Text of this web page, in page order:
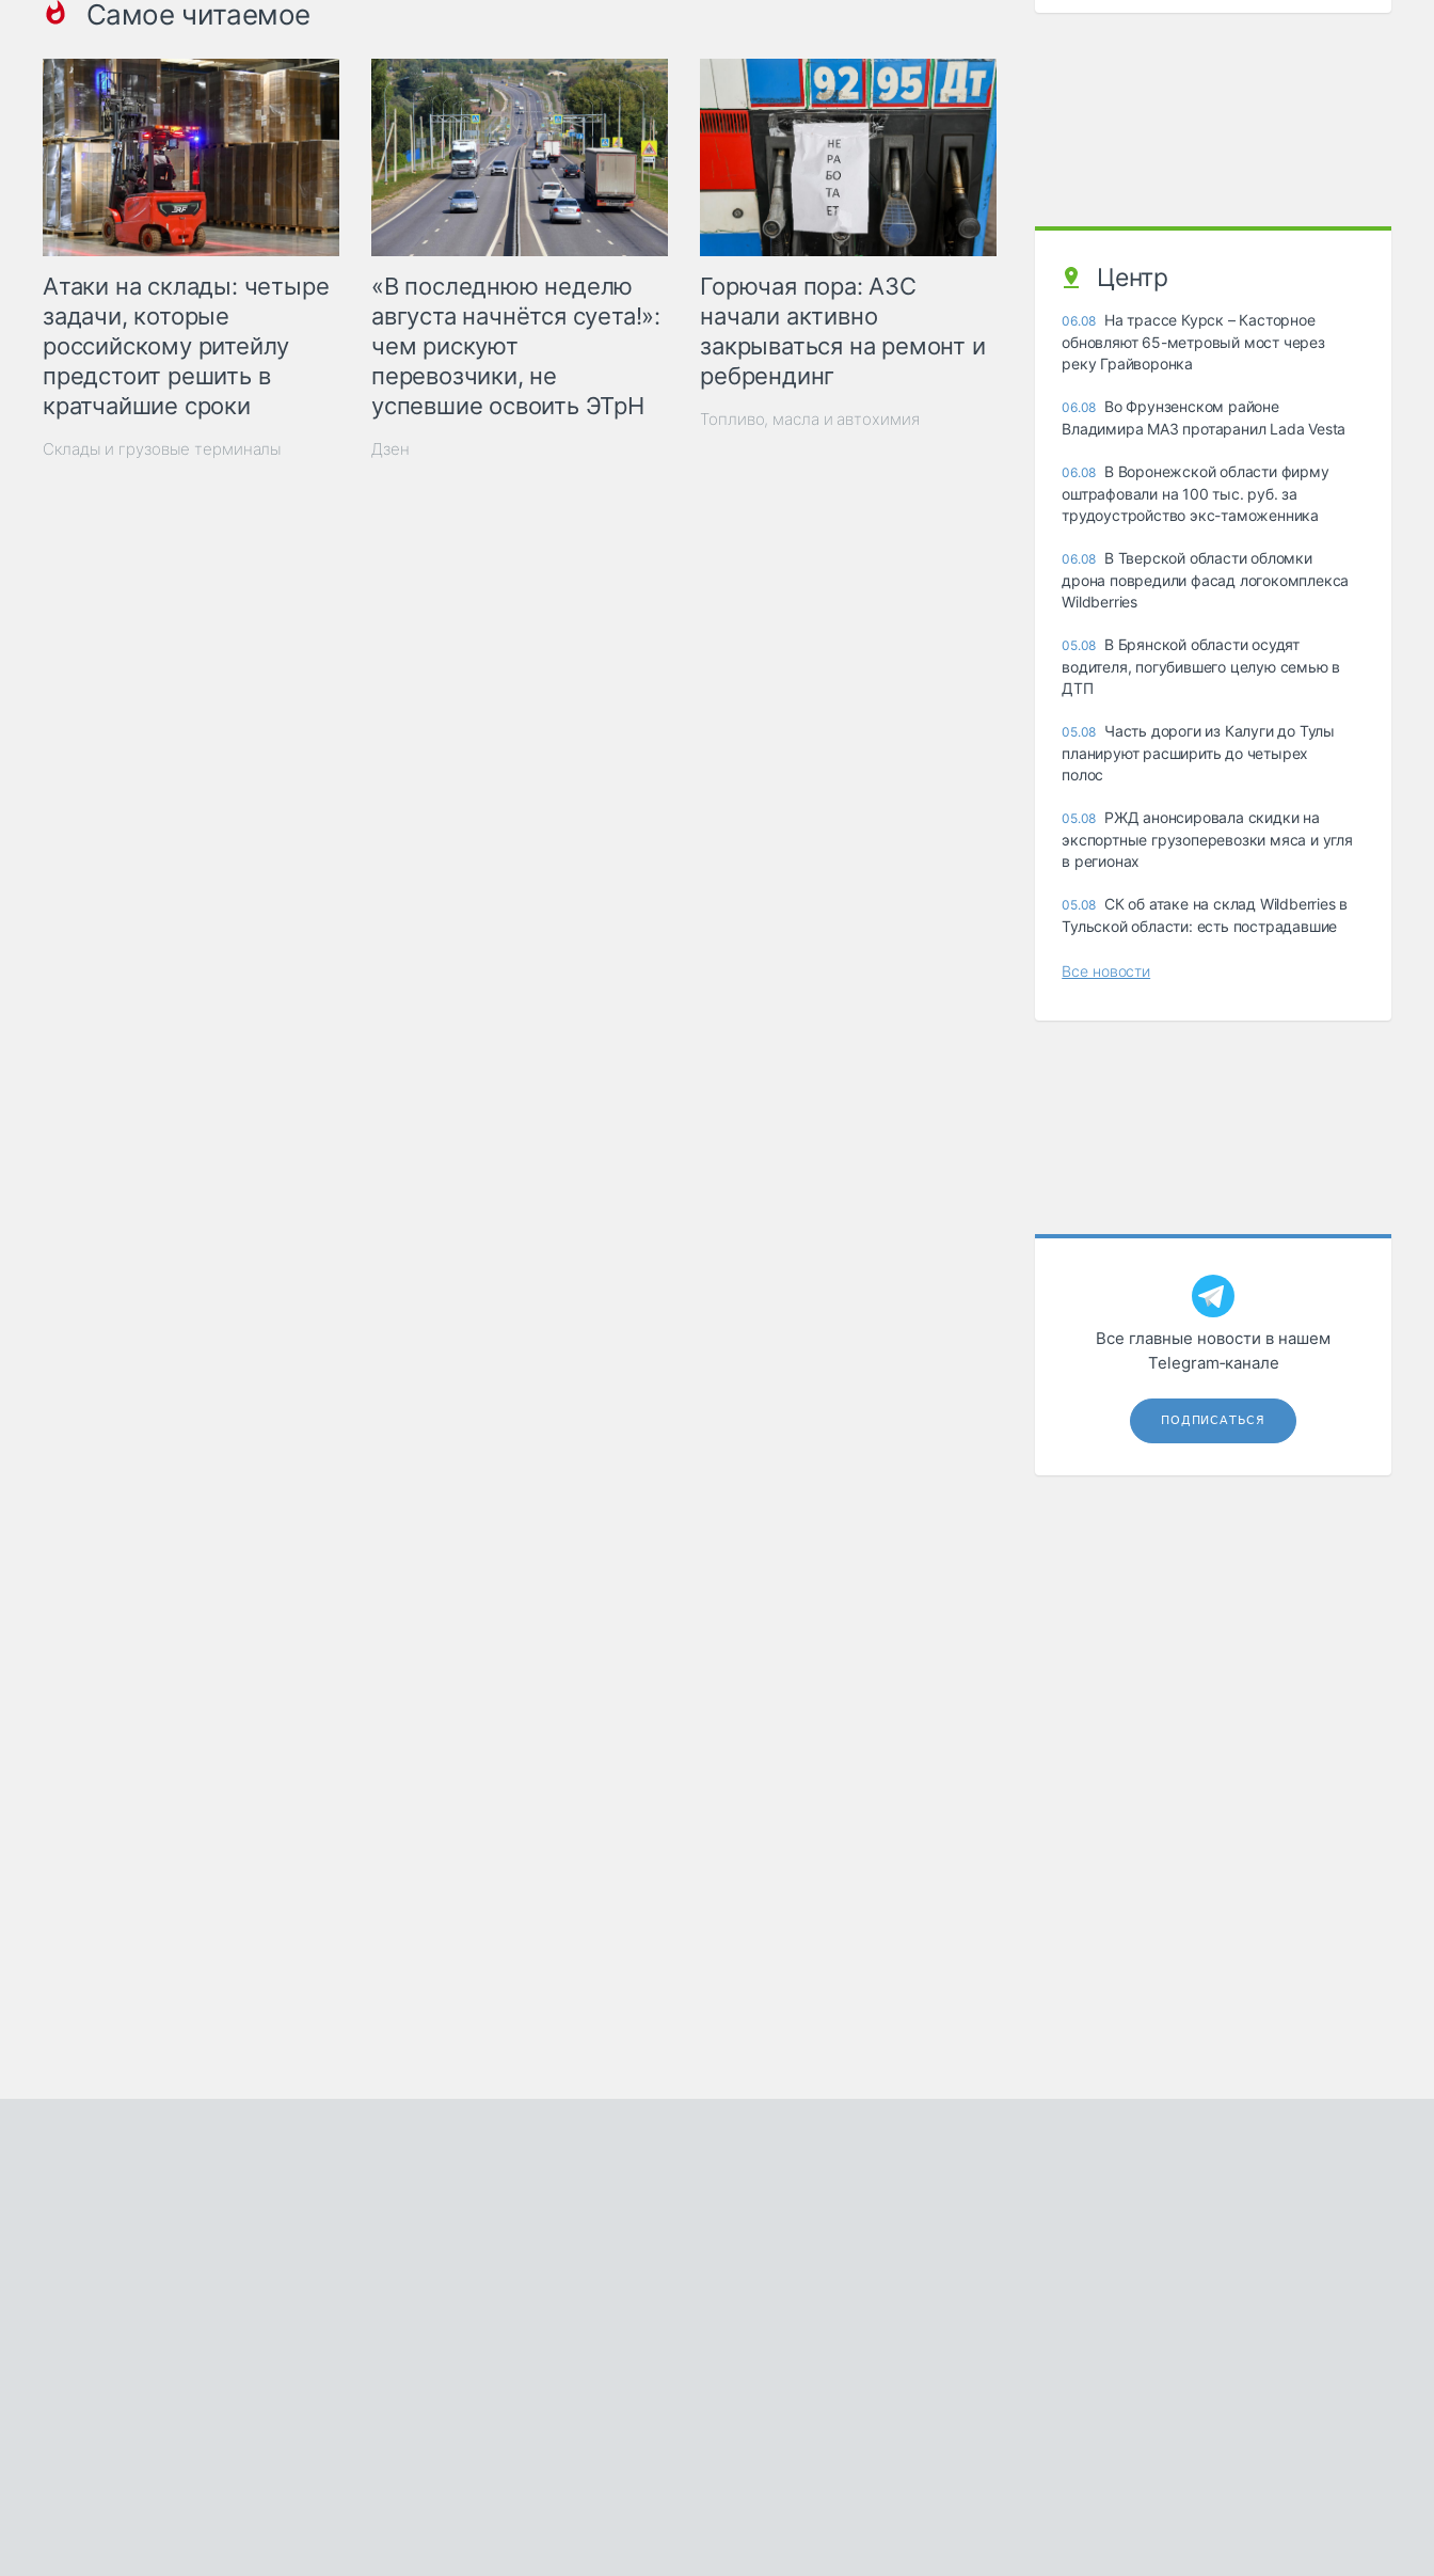
Самое читаемое
Атаки на склады: четыре
задачи, которые
российскому ритейлу
предстоит решить в
кратчайшие сроки
Склады и грузовые терминалы
«В последнюю неделю
августа начнётся суета!»:
чем рискуют
перевозчики, не
успевшие освоить ЭТрН
Дзен
Горючая пора: АЗС
начали активно
закрываться на ремонт и
ребрендинг
Топливо, масла и автохимия
Центр
06.08 На трассе Курск – Касторное
обновляют 65-метровый мост через
реку Грайворонка
06.08 Во Фрунзенском районе
Владимира МАЗ протаранил Lada Vesta
06.08 В Воронежской области фирму
оштрафовали на 100 тыс. руб. за
трудоустройство экс-таможенника
06.08 В Тверской области обломки
дрона повредили фасад логокомплекса
Wildberries
05.08 В Брянской области осудят
водителя, погубившего целую семью в
ДТП
05.08 Часть дороги из Калуги до Тулы
планируют расширить до четырех
полос
05.08 РЖД анонсировала скидки на
экспортные грузоперевозки мяса и угля
в регионах
05.08 СК об атаке на склад Wildberries в
Тульской области: есть пострадавшие
Все новости
Все главные новости в нашем
Telegram‑канале
ПОДПИСАТЬСЯ